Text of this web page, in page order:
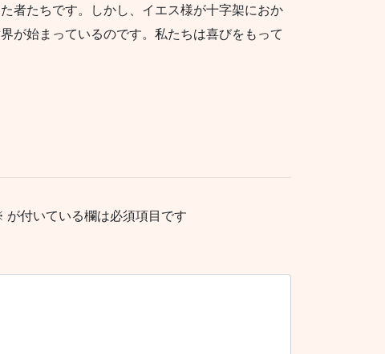
者たちです。しかし、イエス様が十字架におか
が始まっているのです。私たちは喜びをもって
が付いている欄は必須項目です